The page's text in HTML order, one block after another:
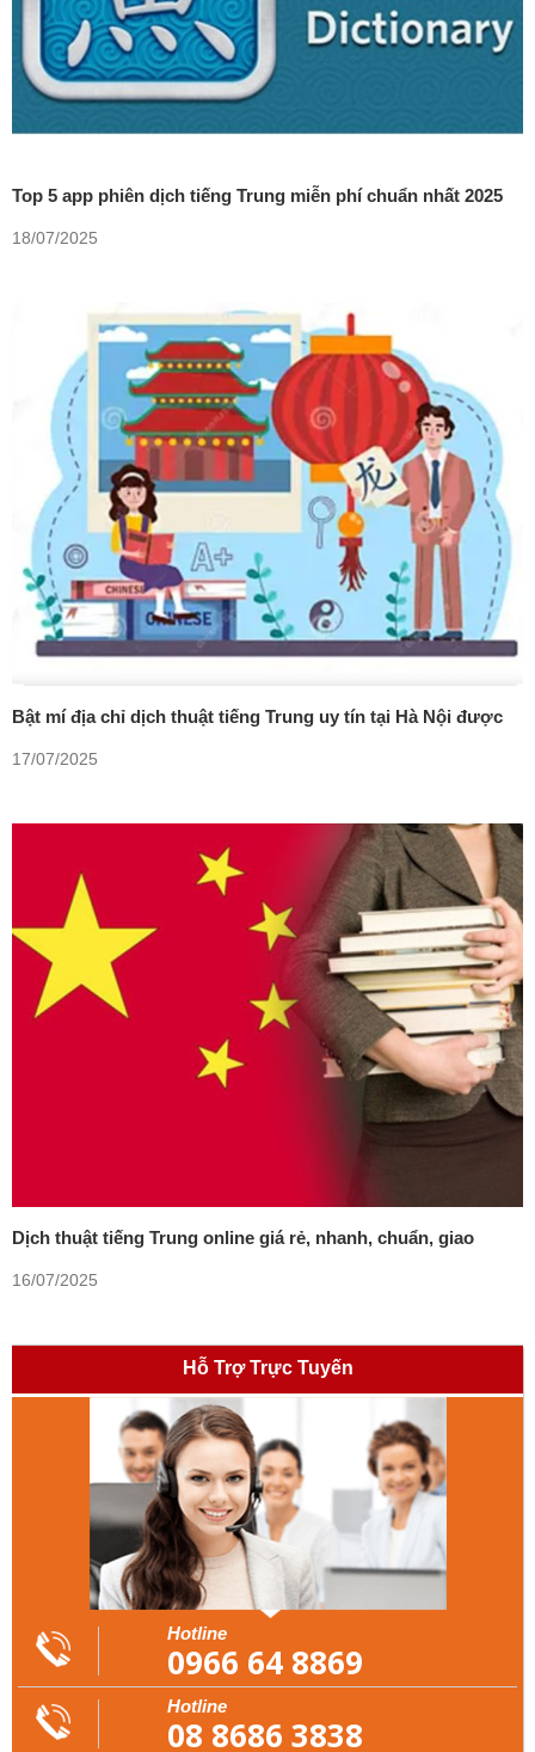
Top 5 app phiên dịch tiếng Trung miễn phí chuẩn nhất 2025
18/07/2025
Bật mí địa chỉ dịch thuật tiếng Trung uy tín tại Hà Nội được
17/07/2025
Dịch thuật tiếng Trung online giá rẻ, nhanh, chuẩn, giao
16/07/2025
Hỗ Trợ Trực Tuyến
Hotline
0966 64 8869
Hotline
08 8686 3838